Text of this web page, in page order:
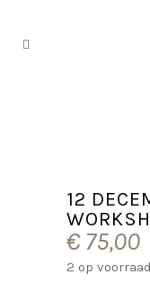
12
€75,00
2 op voorraad